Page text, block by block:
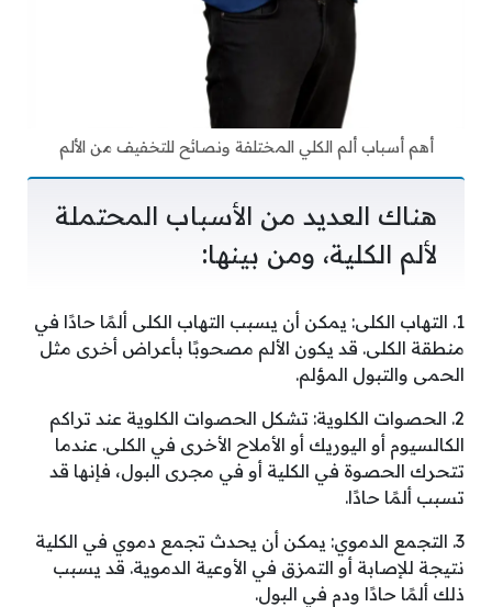
أهم أسباب ألم الكلي المختلفة ونصائح للتخفيف من الألم
هناك العديد من الأسباب المحتملة
لألم الكلية، ومن بينها:
1. التهاب الكلى: يمكن أن يسبب التهاب الكلى ألمًا حادًا في
منطقة الكلى. قد يكون الألم مصحوبًا بأعراض أخرى مثل
الحمى والتبول المؤلم.
2. الحصوات الكلوية: تشكل الحصوات الكلوية عند تراكم
الكالسيوم أو اليوريك أو الأملاح الأخرى في الكلى. عندما
تتحرك الحصوة في الكلية أو في مجرى البول، فإنها قد
تسبب ألمًا حادًا.
3. التجمع الدموي: يمكن أن يحدث تجمع دموي في الكلية
نتيجة للإصابة أو التمزق في الأوعية الدموية. قد يسبب
ذلك ألمًا حادًا ودم في البول.